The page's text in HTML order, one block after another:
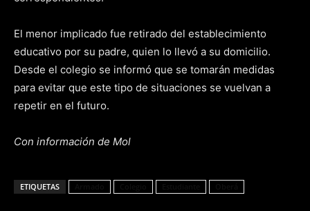
El menor implicado fue retirado del establecimiento
educativo por su padre, quien lo llevó a su domicilio.
Desde el colegio se informó que se tomarán medidas
para evitar que este tipo de situaciones se vuelvan a
repetir en el futuro.
Con información de Mol
ETIQUETAS